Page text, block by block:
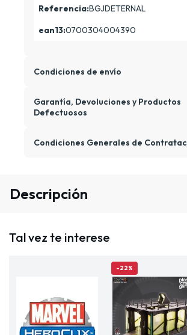
Referencia:BGJDETERNAL
ean13:0700304004390
Condiciones de envío
Garantía, Devoluciones y Productos
Defectuosos
Condiciones Generales de
Descripción
Tal vez te interese
-22%